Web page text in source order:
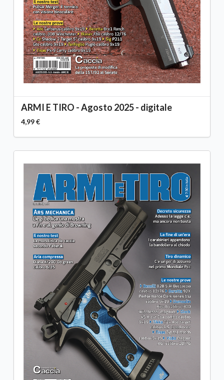
ARMI E TIRO - Agosto 2025 - digitale
4,99 €